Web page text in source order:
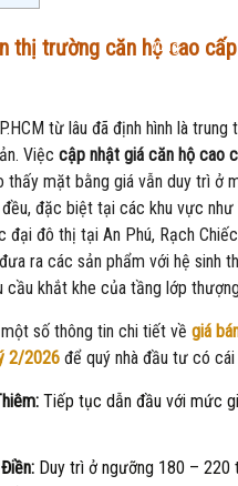
vững
thị trường căn hộ cao
từ lâu đã định hình là trung
Việccập nhật giá căn hộ cao
thấy mặt bằng giá vẫn duy trì ở
đặc biệt tại các khu vực như
đại đô thị tại An Phú, Rạch
ra các sản phẩm với hệ sinh
cầu khắt khe của tầng lớp
số thông tin chi tiết vềgiá
2/2026 để quý nhà đầu tư có cái
Tiếp tục dẫn đầu với mức
Duy trì ở ngưỡng 180 – 220